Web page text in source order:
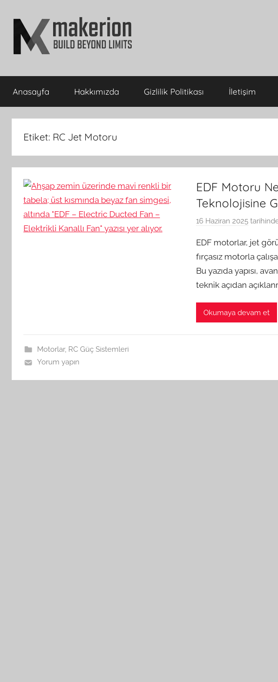
atla
makerion
Blog
Beyond
Limits
Anasayfa Hakkımızda Gizlilik Politikası İletişim
Etiket: RC Jet Motoru
EDF Motoru
Teknolojisine
16 Haziran 2025
EDF motorlar, jet
fırçasız motorla
Bu yazıda yapısı,
teknik açıdan
Okumaya devam et
Motorlar, RC Güç Sistemleri
Yorum yapın